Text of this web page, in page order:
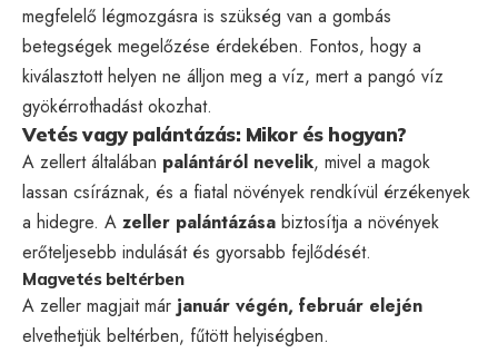
megfelelő légmozgásra is szükség van a gombás
betegségek megelőzése érdekében. Fontos, hogy a
kiválasztott helyen ne álljon meg a víz, mert a pangó víz
gyökérrothadást okozhat.
Vetés vagy palántázás: Mikor és hogyan?
A zellert általában palántáról nevelik, mivel a magok
lassan csíráznak, és a fiatal növények rendkívül érzékenyek
a hidegre. A zeller palántázása biztosítja a növények
erőteljesebb indulását és gyorsabb fejlődését.
Magvetés beltérben
A zeller magjait már január végén, február elején
elvethetjük beltérben, fűtött helyiségben.